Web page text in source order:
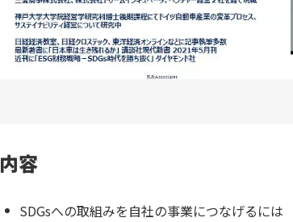
内容
SDGsへの取組みを自社の事業につなげるには